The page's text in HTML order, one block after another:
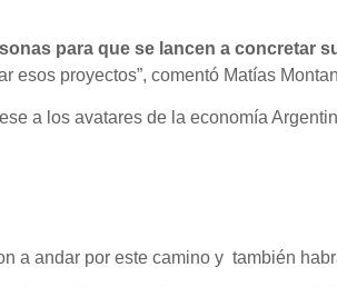
para que se lancen a concretar
esos proyectos”, comentó Matías
a los avatares de la economía
a andar por este camino y también